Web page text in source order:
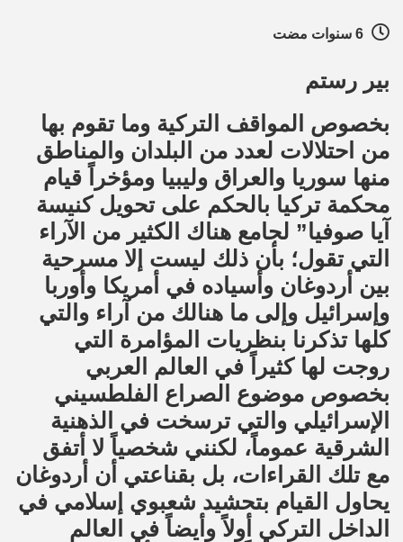
بير رستم
بخصوص المواقف التركية وما تقوم بها
من احتلالات لعدد من البلدان والمناطق
منها سوريا والعراق وليبيا ومؤخراً قيام
محكمة تركيا بالحكم على تحويل كنيسة
آيا صوفيا” لجامع هناك الكثير من الآراء
التي تقول؛ بأن ذلك ليست إلا مسرحية
بين أردوغان وأسياده في أمريكا وأوربا
وإسرائيل وإلى ما هنالك من آراء والتي
كلها تذكرنا بنظريات المؤامرة التي
روجت لها كثيراً في العالم العربي
بخصوص موضوع الصراع الفلطسيني
الإسرائيلي والتي ترسخت في الذهنية
الشرقية عموماً، لكنني شخصياً لا أتفق
مع تلك القراءات، بل بقناعتي أن أردوغان
يحاول القيام بتحشيد شعبوي إسلامي في
الداخل التركي أولاً وأيضاً في العالم